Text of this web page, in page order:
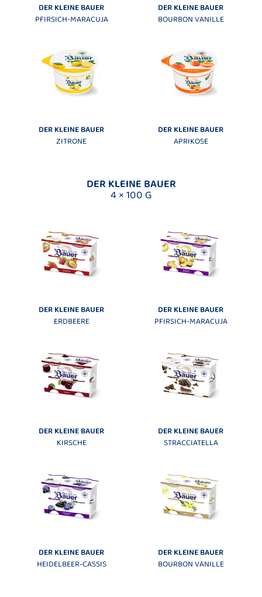
DER KLEINE BAUER
PFIRSICH-MARACUJA
DER KLEINE BAUER
BOURBON VANILLE
DER KLEINE BAUER
ZITRONE
DER KLEINE BAUER
APRIKOSE
DER KLEINE BAUER
4 × 100 G
DER KLEINE BAUER
ERDBEERE
DER KLEINE BAUER
PFIRSICH-MARACUJA
DER KLEINE BAUER
KIRSCHE
DER KLEINE BAUER
STRACCIATELLA
DER KLEINE BAUER
HEIDELBEER-CASSIS
DER KLEINE BAUER
BOURBON VANILLE